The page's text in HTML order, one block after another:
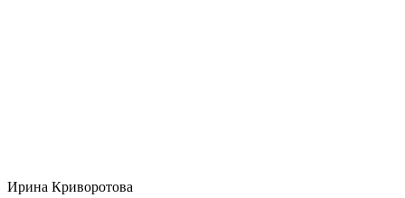
Ирина Криворотова